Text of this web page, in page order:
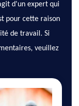
d'un expert qui
pour cette raison
de travail. Si
veuillez